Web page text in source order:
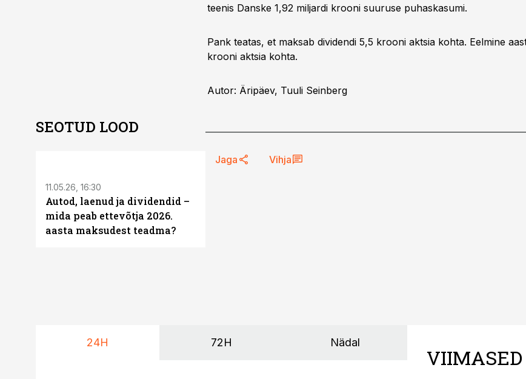
teenis Danske 1,92 miljardi krooni suuruse puhaskasumi.
Pank teatas, et maksab dividendi 5,5 krooni aktsia kohta. Eelmine
krooni aktsia kohta.
Autor: Äripäev, Tuuli Seinberg
Jaga Vihja
SEOTUD LOOD
11.05.26, 16:30
Autod, laenud ja dividendid –
mida peab ettevõtja 2026.
aasta maksudest teadma?
24H 72H Nädal